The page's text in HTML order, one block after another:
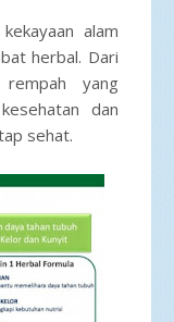
alam
herbal. Dari
yang
dan
sehat.